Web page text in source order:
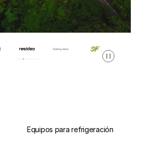
Pausa
Equipos para refrigeración